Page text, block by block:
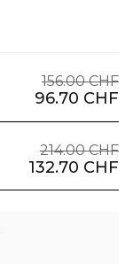
156.00 CHF
96.70 CHF
214.00 CHF
132.70 CHF